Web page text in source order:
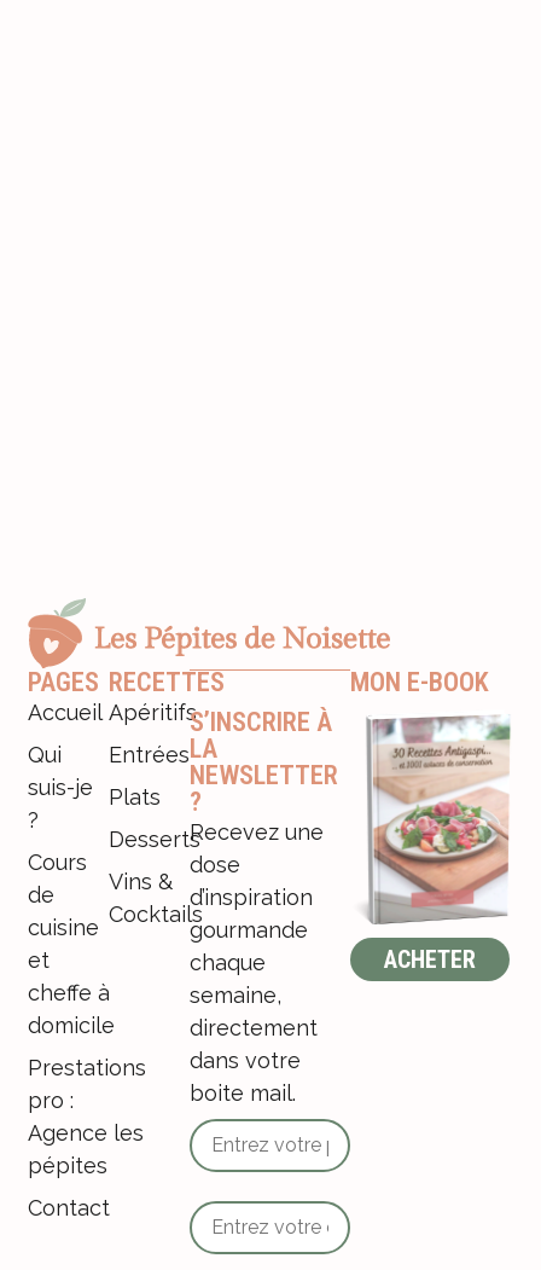
PAGES
Accueil
Qui
suis-je
?
Cours
de
cuisine
et
cheffe à
domicile
Prestations
pro :
Agence les
pépites
Contact
RECETTES
Apéritifs
Entrées
Plats
Desserts
Vins &
Cocktails
S’INSCRIRE À
LA
NEWSLETTER
?
Recevez une
dose
d’inspiration
gourmande
chaque
semaine,
directement
dans votre
boite mail.
MON E-BOOK
ACHETER